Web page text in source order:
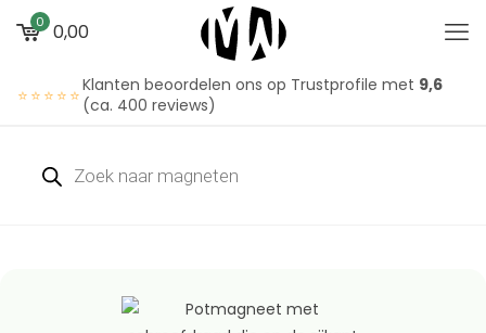
0 0,00
⭐⭐⭐⭐⭐Klanten beoordelen ons op Trustprofile met 9,6
(ca. 400 reviews)